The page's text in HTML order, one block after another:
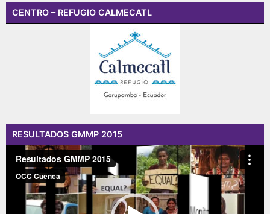
CENTRO – REFUGIO CALMECATL
RESULTADOS GMMP 2015
Reproductor